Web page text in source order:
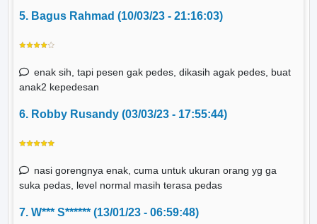
5. Bagus Rahmad (10/03/23 - 21:16:03)
enak sih, tapi pesen gak pedes, dikasih agak pedes, buat
anak2 kepedesan
6. Robby Rusandy (03/03/23 - 17:55:44)
nasi gorengnya enak, cuma untuk ukuran orang yg ga
suka pedas, level normal masih terasa pedas
7. W*** S****** (13/01/23 - 06:59:48)